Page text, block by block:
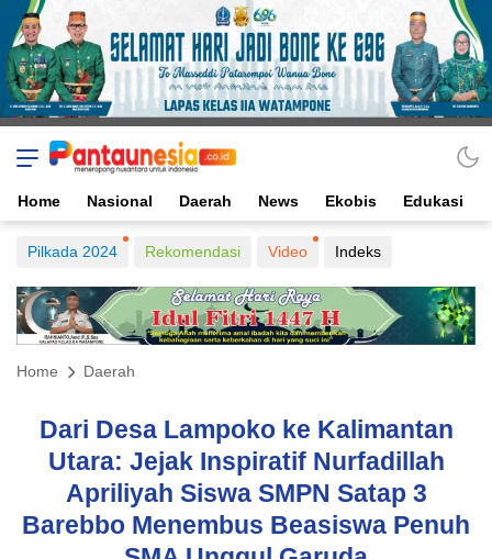
Home Nasional Daerah News Ekobis Edukasi
Pilkada 2024 Rekomendasi Video Indeks
Home Daerah
Dari Desa Lampoko ke Kalimantan
Utara: Jejak Inspiratif Nurfadillah
Apriliyah Siswa SMPN Satap 3
Barebbo Menembus Beasiswa Penuh